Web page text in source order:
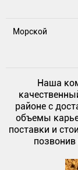
Морской
Наша
районе с
объемы
поставки и